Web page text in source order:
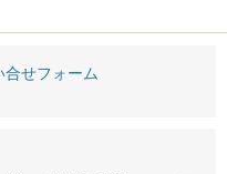
合せフォーム